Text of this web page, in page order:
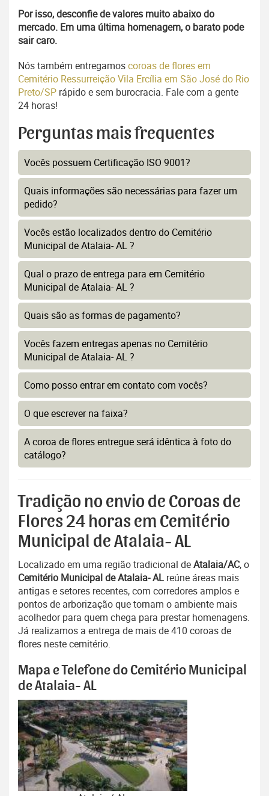
Por isso, desconfie de valores muito abaixo do
mercado. Em uma última homenagem, o barato pode
sair caro.
Nós também entregamoscoroas de flores em
Cemitério Ressurreição Vila Ercília em São José do Rio
Preto/SP rápido e sem burocracia. Fale com a gente
24 horas!
Perguntas mais frequentes
Vocês possuem Certificação ISO 9001?
Quais informações são necessárias para fazer um
pedido?
Vocês estão localizados dentro do Cemitério
Municipal de Atalaia- AL ?
Qual o prazo de entrega para em Cemitério
Municipal de Atalaia- AL ?
Quais são as formas de pagamento?
Vocês fazem entregas apenas no Cemitério
Municipal de Atalaia- AL ?
Como posso entrar em contato com vocês?
O que escrever na faixa?
A coroa de flores entregue será idêntica à foto do
catálogo?
Tradição no envio de Coroas de
Flores 24 horas em Cemitério
Municipal de Atalaia- AL
Localizado em uma região tradicional deAtalaia/AC, o
Cemitério Municipal de Atalaia- AL reúne áreas mais
antigas e setores recentes, com corredores amplos e
pontos de arborização que tornam o ambiente mais
acolhedor para quem chega para prestar homenagens.
Já realizamos a entrega de mais de 410 coroas de
flores neste cemitério.
Mapa e Telefone do Cemitério Municipal
de Atalaia- AL